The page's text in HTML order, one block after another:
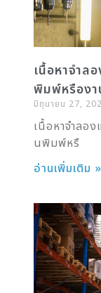
เนื้อหาจำล
พิมพ์หรือง
มิถุนายน 27,
เนื้อหาจำลอ
นพิมพ์หรื
อ่านเพิ่มเติม »